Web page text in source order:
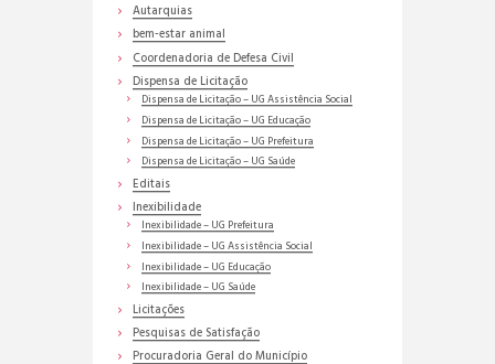
Autarquias
bem-estar animal
Coordenadoria de Defesa Civil
Dispensa de Licitação
Dispensa de Licitação – UG Assistência Social
Dispensa de Licitação – UG Educação
Dispensa de Licitação – UG Prefeitura
Dispensa de Licitação – UG Saúde
Editais
Inexibilidade
Inexibilidade – UG Prefeitura
Inexibilidade – UG Assistência Social
Inexibilidade – UG Educação
Inexibilidade – UG Saúde
Licitações
Pesquisas de Satisfação
Procuradoria Geral do Município